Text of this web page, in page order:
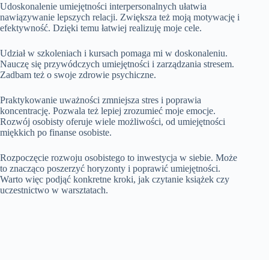
Udoskonalenie umiejętności interpersonalnych ułatwia
nawiązywanie lepszych relacji. Zwiększa też moją motywację i
efektywność. Dzięki temu łatwiej realizuję moje cele.
Udział w szkoleniach i kursach pomaga mi w doskonaleniu.
Nauczę się przywódczych umiejętności i zarządzania stresem.
Zadbam też o swoje zdrowie psychiczne.
Praktykowanie uważności zmniejsza stres i poprawia
koncentrację. Pozwala też lepiej zrozumieć moje emocje.
Rozwój osobisty oferuje wiele możliwości, od umiejętności
miękkich po finanse osobiste.
Rozpoczęcie rozwoju osobistego to inwestycja w siebie. Może
to znacząco poszerzyć horyzonty i poprawić umiejętności.
Warto więc podjąć konkretne kroki, jak czytanie książek czy
uczestnictwo w warsztatach.